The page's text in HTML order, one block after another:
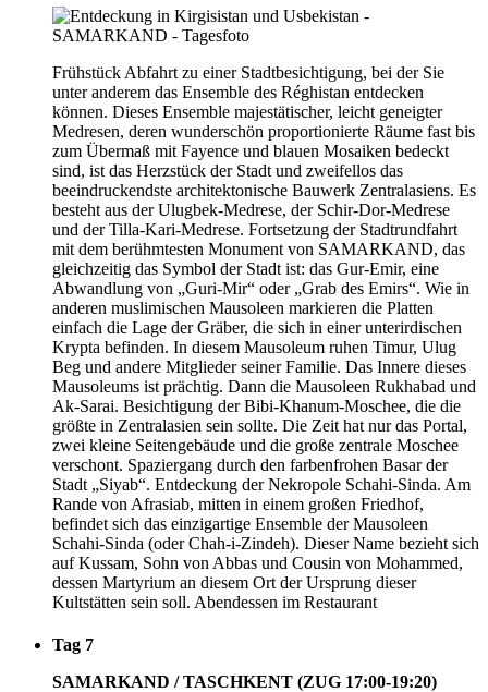
Frühstück Abfahrt zu einer Stadtbesichtigung, bei der Sie
unter anderem das Ensemble des Réghistan entdecken
können. Dieses Ensemble majestätischer, leicht geneigter
Medresen, deren wunderschön proportionierte Räume fast bis
zum Übermaß mit Fayence und blauen Mosaiken bedeckt
sind, ist das Herzstück der Stadt und zweifellos das
beeindruckendste architektonische Bauwerk Zentralasiens. Es
besteht aus der Ulugbek-Medrese, der Schir-Dor-Medrese
und der Tilla-Kari-Medrese. Fortsetzung der Stadtrundfahrt
mit dem berühmtesten Monument von SAMARKAND, das
gleichzeitig das Symbol der Stadt ist: das Gur-Emir, eine
Abwandlung von „Guri-Mir“ oder „Grab des Emirs“. Wie in
anderen muslimischen Mausoleen markieren die Platten
einfach die Lage der Gräber, die sich in einer unterirdischen
Krypta befinden. In diesem Mausoleum ruhen Timur, Ulug
Beg und andere Mitglieder seiner Familie. Das Innere dieses
Mausoleums ist prächtig. Dann die Mausoleen Rukhabad und
Ak-Sarai. Besichtigung der Bibi-Khanum-Moschee, die die
größte in Zentralasien sein sollte. Die Zeit hat nur das Portal,
zwei kleine Seitengebäude und die große zentrale Moschee
verschont. Spaziergang durch den farbenfrohen Basar der
Stadt „Siyab“. Entdeckung der Nekropole Schahi-Sinda. Am
Rande von Afrasiab, mitten in einem großen Friedhof,
befindet sich das einzigartige Ensemble der Mausoleen
Schahi-Sinda (oder Chah-i-Zindeh). Dieser Name bezieht sich
auf Kussam, Sohn von Abbas und Cousin von Mohammed,
dessen Martyrium an diesem Ort der Ursprung dieser
Kultstätten sein soll. Abendessen im Restaurant
Tag 7
SAMARKAND / TASCHKENT (ZUG 17:00-19:20)